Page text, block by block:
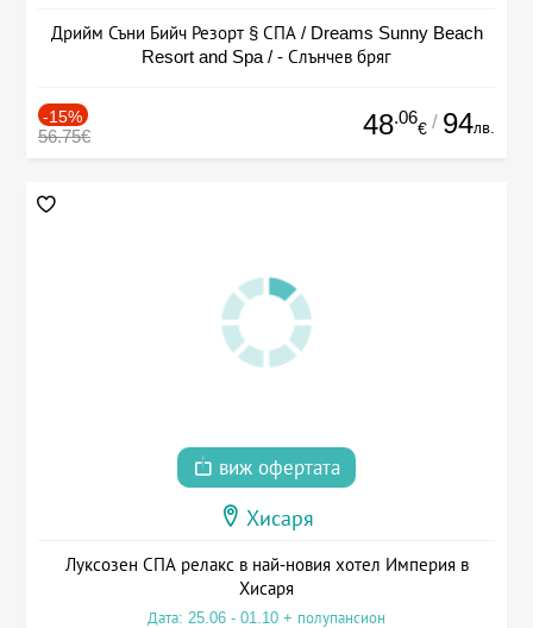
Дрийм Съни Бийч Резорт § СПА / Dreams Sunny Beach
Resort and Spa / - Слънчев бряг
-15%
56.75€ 48.06
€ / 94лв.
виж офертата
Хисаря
Луксозен СПА релакс в най-новия хотел Империя в
Хисаря
Дата: 25.06 - 01.10 + полупансион